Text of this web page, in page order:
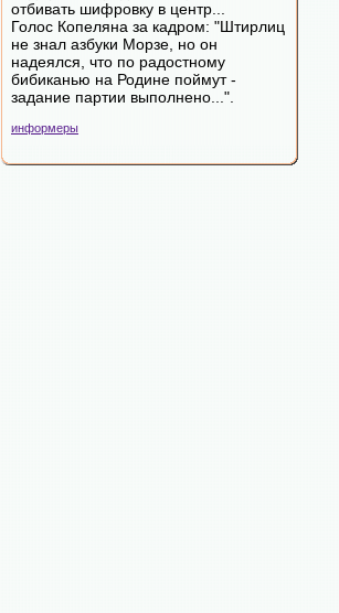
отбивать шифровку в центр...
Голос Копеляна за кадром: "Штирлиц
не знал азбуки Морзе, но он
надеялся, что по радостному
бибиканью на Родине поймут -
задание партии выполнено...".
информеры